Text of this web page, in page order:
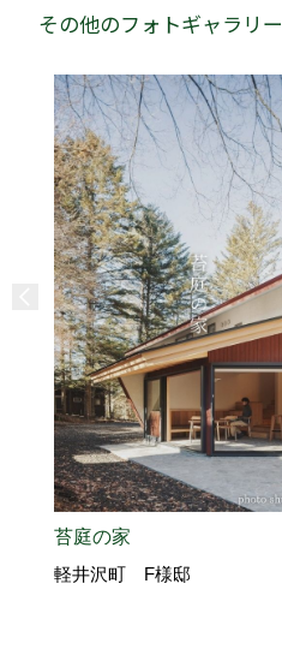
その他のフォトギャラリー
苔庭の家
軽井沢町 F様邸